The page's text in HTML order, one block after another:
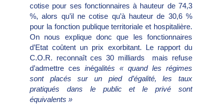
cotise pour ses fonctionnaires à hauteur de 74,3
%, alors qu’il ne cotise qu’à hauteur de 30,6 %
pour la fonction publique territoriale et hospitalière.
On nous explique donc que les fonctionnaires
d’Etat coûtent un prix exorbitant. Le rapport du
C.O.R. reconnaît ces 30 milliards mais refuse
d’admettre ces inégalités « quand les régimes
sont placés sur un pied d’égalité, les taux
pratiqués dans le public et le privé sont
équivalents »